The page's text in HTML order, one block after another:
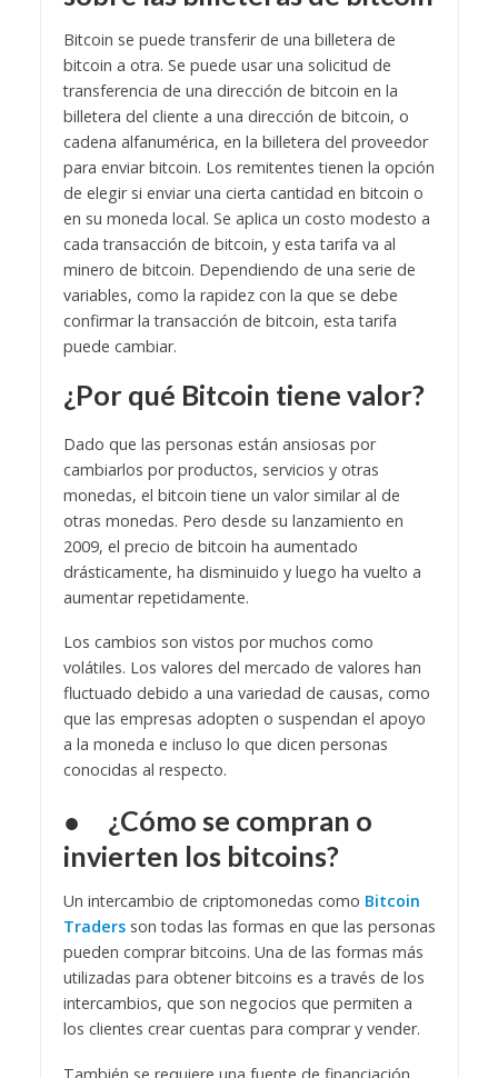
Bitcoin se puede transferir de una billetera de
bitcoin a otra. Se puede usar una solicitud de
transferencia de una dirección de bitcoin en la
billetera del cliente a una dirección de bitcoin, o
cadena alfanumérica, en la billetera del proveedor
para enviar bitcoin. Los remitentes tienen la opción
de elegir si enviar una cierta cantidad en bitcoin o
en su moneda local. Se aplica un costo modesto a
cada transacción de bitcoin, y esta tarifa va al
minero de bitcoin. Dependiendo de una serie de
variables, como la rapidez con la que se debe
confirmar la transacción de bitcoin, esta tarifa
puede cambiar.
¿Por qué Bitcoin tiene valor?
Dado que las personas están ansiosas por
cambiarlos por productos, servicios y otras
monedas, el bitcoin tiene un valor similar al de
otras monedas. Pero desde su lanzamiento en
2009, el precio de bitcoin ha aumentado
drásticamente, ha disminuido y luego ha vuelto a
aumentar repetidamente.
Los cambios son vistos por muchos como
volátiles. Los valores del mercado de valores han
fluctuado debido a una variedad de causas, como
que las empresas adopten o suspendan el apoyo
a la moneda e incluso lo que dicen personas
conocidas al respecto.
● ¿Cómo se compran o
invierten los bitcoins?
Un intercambio de criptomonedas como Bitcoin
Tradersson todas las formas en que las personas
pueden comprar bitcoins. Una de las formas más
utilizadas para obtener bitcoins es a través de los
intercambios, que son negocios que permiten a
los clientes crear cuentas para comprar y vender.